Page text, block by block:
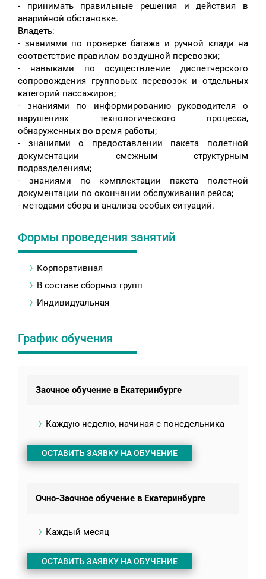
- принимать правильные решения и действия в
аварийной обстановке.
Владеть:
- знаниями по проверке багажа и ручной клади на
соответствие правилам воздушной перевозки;
- навыками по осуществление диспетчерского
сопровождения групповых перевозок и отдельных
категорий пассажиров;
- знаниями по информированию руководителя о
нарушениях технологического процесса,
обнаруженных во время работы;
- знаниями о предоставлении пакета полетной
документации смежным структурным
подразделениям;
- знаниями по комплектации пакета полетной
документации по окончании обслуживания рейса;
- методами сбора и анализа особых ситуаций.
Формы проведения занятий
Корпоративная
В составе сборных групп
Индивидуальная
График обучения
Заочное обучение в Екатеринбурге
Каждую неделю, начиная с понедельника
ОСТАВИТЬ ЗАЯВКУ НА ОБУЧЕНИЕ
Очно-Заочное обучение в Екатеринбурге
Каждый месяц
ОСТАВИТЬ ЗАЯВКУ НА ОБУЧЕНИЕ